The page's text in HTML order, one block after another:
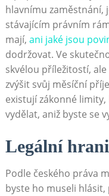
hlavnímu zaměstnání,
stávajícím právním⁣
mají, ⁤ ani jaké‍ jsou
dodržovat. Ve⁢
skvélou ‌příležitostí,
zvýšit ⁢svůj měsíční
existují⁤ zákonné
vydělat,⁣ aniž byste‌ se
Legální
Podle českého práva
byste ho museli